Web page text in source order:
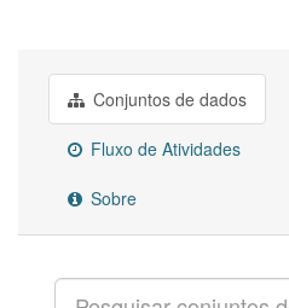
Conjuntos de dados
Fluxo de Atividades
Sobre